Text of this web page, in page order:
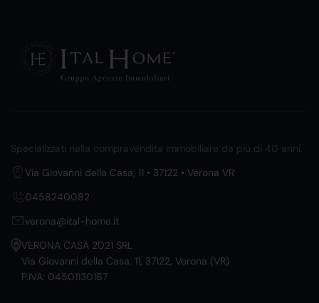
Specializzati nella compravendita immobiliare da più di 40 anni.
Via Giovanni della Casa, 11 • 37122 • Verona VR
0458240082
verona@ital-home.it
VERONA CASA 2021 SRL
Via Giovanni della Casa, 11, 37122, Verona (VR)
P.IVA: 04501130167